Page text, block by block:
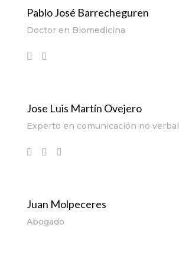
Pablo José Barrecheguren
Doctor en Biomedicina
Jose Luis Martín Ovejero
Experto en comunicación no verbal
Juan Molpeceres
Abogado